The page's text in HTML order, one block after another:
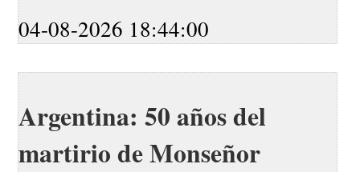
04-08-2026 18:44:00
Argentina: 50 años del
martirio de Monseñor